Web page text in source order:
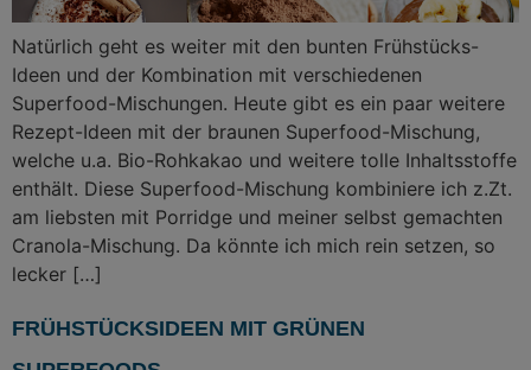
Natürlich geht es weiter mit den bunten Frühstücks-
Ideen und der Kombination mit verschiedenen
Superfood-Mischungen. Heute gibt es ein paar weitere
Rezept-Ideen mit der braunen Superfood-Mischung,
welche u.a. Bio-Rohkakao und weitere tolle Inhaltsstoffe
enthält. Diese Superfood-Mischung kombiniere ich z.Zt.
am liebsten mit Porridge und meiner selbst gemachten
Cranola-Mischung. Da könnte ich mich rein setzen, so
lecker […]
FRÜHSTÜCKSIDEEN MIT GRÜNEN